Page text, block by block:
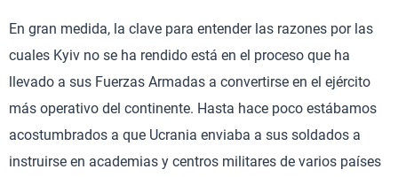
En gran medida, la clave para entender las razones por las
cuales Kyiv no se ha rendido está en el proceso que ha
llevado a sus Fuerzas Armadas a convertirse en el ejército
más operativo del continente. Hasta hace poco estábamos
acostumbrados a que Ucrania enviaba a sus soldados a
instruirse en academias y centros militares de varios países